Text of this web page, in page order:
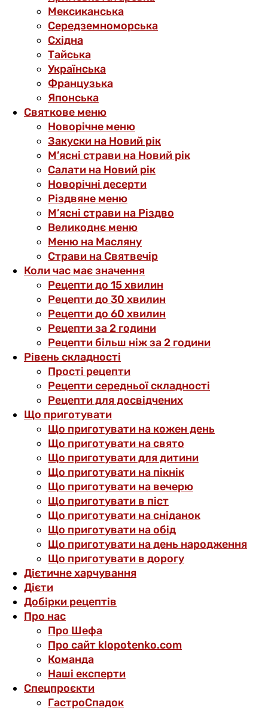
Мексиканська
Середземноморська
Східна
Тайська
Українська
Французька
Японська
Святкове меню
Новорічне меню
Закуски на Новий рік
М’ясні страви на Новий рік
Салати на Новий рік
Новорічні десерти
Різдвяне меню
М’ясні страви на Різдво
Великоднє меню
Меню на Масляну
Страви на Святвечір
Коли час має значення
Рецепти до 15 хвилин
Рецепти до 30 хвилин
Рецепти до 60 хвилин
Рецепти за 2 години
Рецепти більш ніж за 2 години
Рівень складності
Прості рецепти
Рецепти середньої складності
Рецепти для досвідчених
Що приготувати
Що приготувати на кожен день
Що приготувати на свято
Що приготувати для дитини
Що приготувати на пікнік
Що приготувати на вечерю
Що приготувати в піст
Що приготувати на сніданок
Що приготувати на обід
Що приготувати на день народження
Що приготувати в дорогу
Дієтичне харчування
Дієти
Добірки рецептів
Про нас
Про Шефа
Про сайт klopotenko.com
Команда
Наші експерти
Спецпроєкти
ГастроСпадок